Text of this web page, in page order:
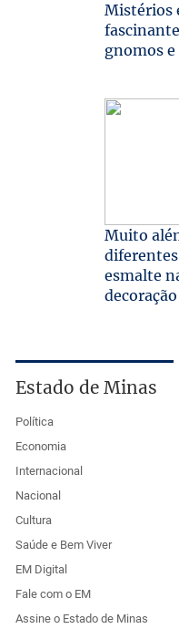
Mistérios
gnomos e
Muito
esmalte
decoração
Estado de Minas
Política
Economia
Internacional
Nacional
Cultura
Saúde e Bem Viver
EM Digital
Fale com o EM
Assine o Estado de Minas